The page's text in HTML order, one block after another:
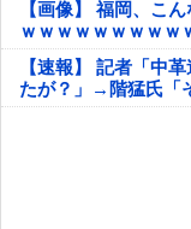
【画像】 福岡、こ
ｗｗｗｗｗｗｗｗｗ
ｗｗｗｗｗ
【速報】 記者「中
たが？」→階猛氏「